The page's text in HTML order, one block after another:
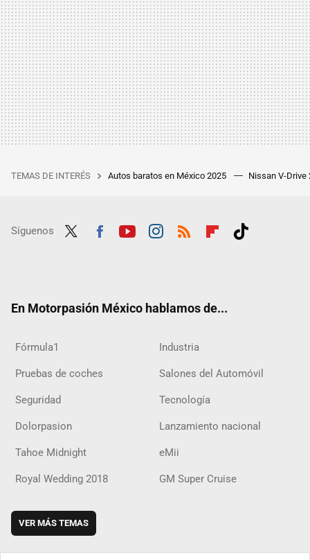
TEMAS DE INTERÉS Autos baratos en México 2025 Nissan V-Drive
Síguenos
En Motorpasión México hablamos de...
Fórmula1 Industria
Pruebas de coches Salones del Automóvil
Seguridad Tecnología
Dolorpasion Lanzamiento nacional
Tahoe Midnight eMii
Royal Wedding 2018 GM Super Cruise
VER MÁS TEMAS